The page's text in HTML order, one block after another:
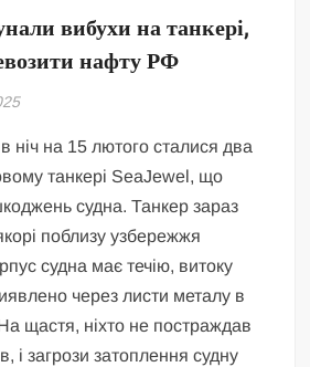
вибухи на танкері,
нафту РФ
в ніч на 15 лютого сталися два
танкері SeaJewel, що
судна. Танкер зараз
поблизу узбережжя
судна має течію, витоку
через листи металу в
щастя, ніхто не постраждав
і загрози затоплення судну